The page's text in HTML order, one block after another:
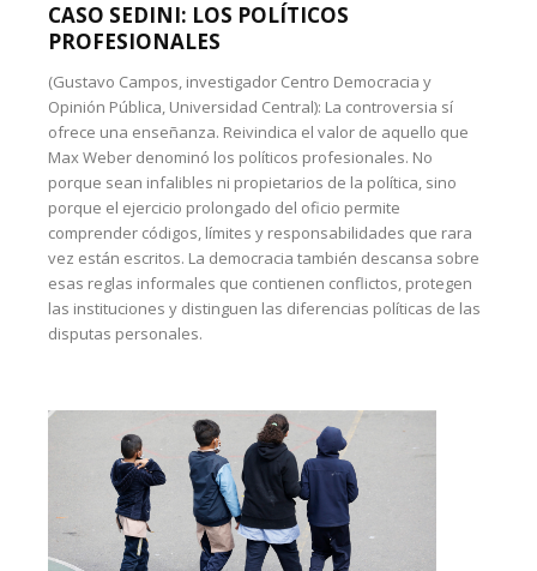
CASO SEDINI: LOS POLÍTICOS
PROFESIONALES
(Gustavo Campos, investigador Centro Democracia y
Opinión Pública, Universidad Central): La controversia sí
ofrece una enseñanza. Reivindica el valor de aquello que
Max Weber denominó los políticos profesionales. No
porque sean infalibles ni propietarios de la política, sino
porque el ejercicio prolongado del oficio permite
comprender códigos, límites y responsabilidades que rara
vez están escritos. La democracia también descansa sobre
esas reglas informales que contienen conflictos, protegen
las instituciones y distinguen las diferencias políticas de las
disputas personales.